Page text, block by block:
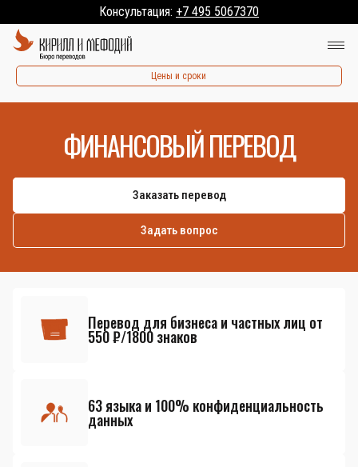
Консультация: +7 495 5067370
Цены и сроки
ФИНАНСОВЫЙ ПЕРЕВОД
Заказать перевод
Задать вопрос
Перевод для бизнеса и частных лиц от
550 ₽/1800 знаков
63 языка и 100% конфиденциальность
данных